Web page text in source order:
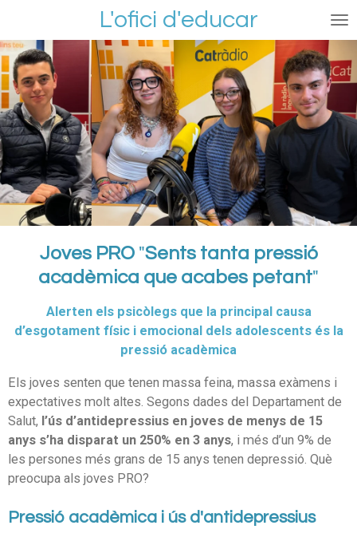
contenido
principal
L'ofici d'educar
Joves PRO"Sents tanta pressió
acadèmica que acabes petant"
Alerten els psicòlegs que la principal causa
d’esgotament físic i emocional dels adolescents és la
pressió acadèmica
Els joves senten que tenen massa feina, massa exàmens i
expectatives molt altes. Segons dades del Departament de
Salut, l’ús d’antidepressius en joves de menys de 15
anys s’ha disparat un 250% en 3 anys, i més d’un 9% de
les persones més grans de 15 anys tenen depressió. Què
preocupa als joves PRO?
Pressió acadèmica i ús d'antidepressius